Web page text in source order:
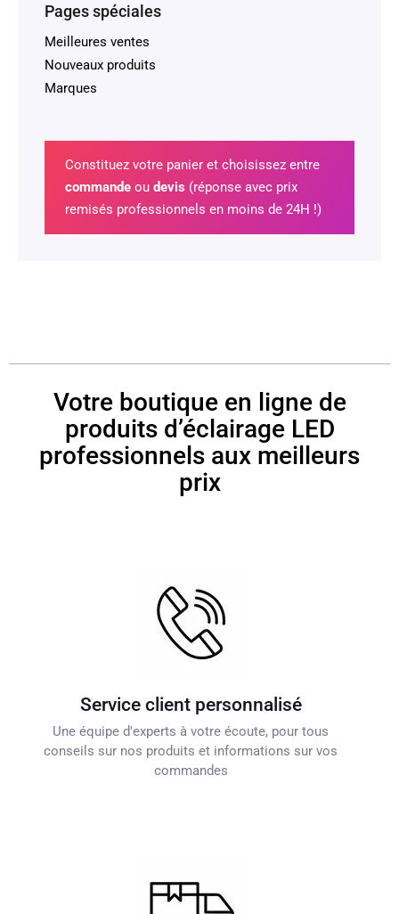
Pages spéciales
Meilleures ventes
Nouveaux produits
Marques
Constituez votre panier et choisissez entre
commandeou devis (réponse avec prix
remisés professionnels en moins de 24H !)
Votre boutique en ligne de
produits d’éclairage LED
professionnels aux meilleurs
prix
Service client personnalisé
Une équipe d'experts à votre écoute, pour tous
conseils sur nos produits et informations sur vos
commandes